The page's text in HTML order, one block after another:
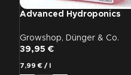
Advanced Hydroponics
Growshop, Dünger & Co.
39,95 €
7,99€ /